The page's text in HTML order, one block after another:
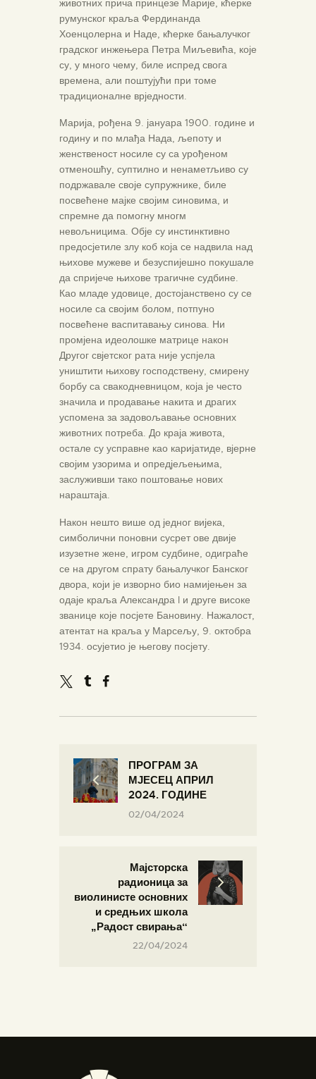
животних прича принцезе Марије, кћерке
румунског краља Фердинанда
Хоенцолерна и Наде, кћерке бањалучког
градског инжењера Петра Миљевића, које
су, у много чему, биле испред свога
времена, али поштујући при томе
традиционалне врједности.
Марија, рођена 9. јануара 1900. године и
годину и по млађа Нада, љепоту и
женственост носиле су са урођеном
отменошћу, суптилно и ненаметљиво су
подржавале своје супружнике, биле
посвећене мајке својим синовима, и
спремне да помогну многм
невољницима. Обје су инстинктивно
предосјетиле злу коб која се надвила над
њихове мужеве и безуспијешно покушале
да спријече њихове трагичне судбине.
Као младе удовице, достојанствено су се
носиле са својим болом, потпуно
посвећене васпитавању синова. Ни
промјена идеолошке матрице након
Другог свјетског рата није успјела
уништити њихову господствену, смирену
борбу са свакодневницом, која је често
значила и продавање накита и драгих
успомена за задовољавање основних
животних потреба. До краја живота,
остале су усправне као каријатиде, вјерне
својим узорима и опредјељењима,
заслуживши тако поштовање нових
нараштаја.
Након нешто више од једног вијека,
симболични поновни сусрет ове двије
изузетне жене, игром судбине, одиграће
се на другом спрату бањалучког Банског
двора, који је изворно био намијењен за
одаје краља Александра I и друге високе
званице које посјете Бановину. Нажалост,
атентат на краља у Марсељу, 9. октобра
1934. осујетио је његову посјету.
ПРОГРАМ ЗА
МЈЕСЕЦ АПРИЛ
2024. ГОДИНЕ
02/04/2024
Мајсторска
радионица за
виолинисте основних
и средњих школа
„Радост свирања“
22/04/2024